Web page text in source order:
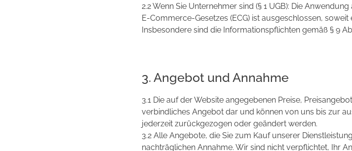
2.2 Wenn Sie Unternehmer sind (§ 1 UGB): Die
E-Commerce-Gesetzes (ECG) ist ausgeschlossen,
Insbesondere sind die Informationspflichten gemäß § 9
3. Angebot und Annahme
3.1 Die auf der Website angegebenen Preise,
verbindliches Angebot dar und können von uns bis zur
jederzeit zurückgezogen oder geändert werden.
3.2 Alle Angebote, die Sie zum Kauf unserer
nachträglichen Annahme. Wir sind nicht verpflichtet, Ihr